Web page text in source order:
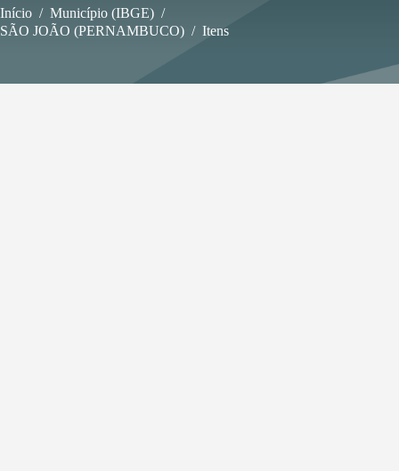
Início / Município (IBGE) /
SÃO JOÃO (PERNAMBUCO) / Itens